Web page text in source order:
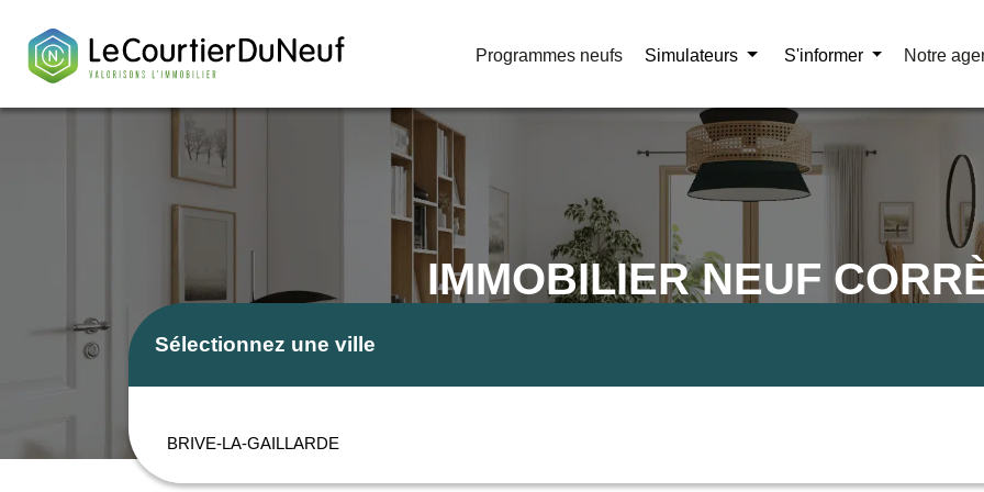
Programmes neufs Simulateurs S'informer Notre
Programmes neufs Simulateurs S'informer Notre
IMMOBILIER NEUF
Sélectionnez une ville
BRIVE-LA-GAILLARDE